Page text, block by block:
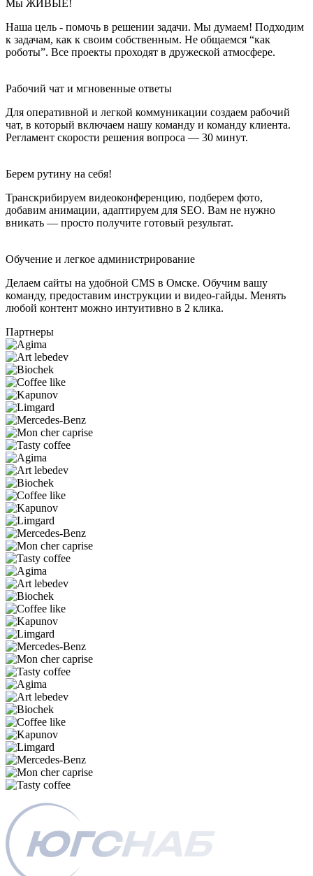
Мы ЖИВЫЕ!
Наша цель - помочь в решении задачи. Мы думаем! Подходим
к задачам, как к своим собственным. Не общаемся “как
роботы”. Все проекты проходят в дружеской атмосфере.
Рабочий чат и мгновенные ответы
Для оперативной и легкой коммуникации создаем рабочий
чат, в который включаем нашу команду и команду клиента.
Регламент скорости решения вопроса — 30 минут.
Берем рутину на себя!
Транскрибируем видеоконференцию, подберем фото,
добавим анимации, адаптируем для SEO. Вам не нужно
вникать — просто получите готовый результат.
Обучение и легкое администрирование
Делаем сайты на удобной CMS в Омске. Обучим вашу
команду, предоставим инструкции и видео-гайды. Менять
любой контент можно интуитивно в 2 клика.
Партнеры